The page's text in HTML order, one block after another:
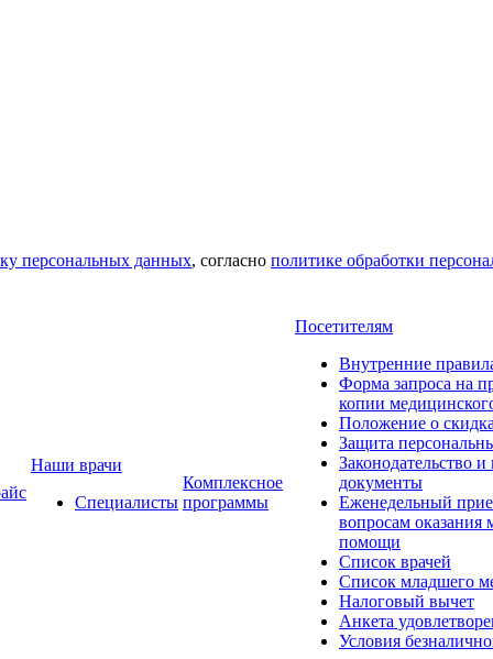
персональных данных, согласно политике обработки
Наши врачи
Специалисты
Комплексное
программы
Посетителям
Внутренние
Форма запроса на
копии
Положение о
Защита
Законодательство
документы
Еженедельный
вопросам оказания
помощи
Список врачей
Список младшего
Налоговый вычет
Анкета
Условия